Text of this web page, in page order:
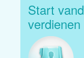
Start
verdienen